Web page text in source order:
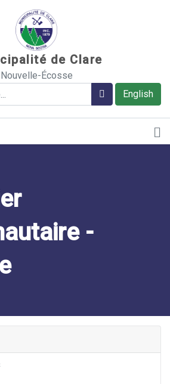
de Clare
Nouvelle-Écosse
English
Rechercher
-